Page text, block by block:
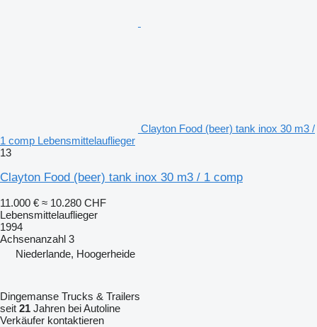
Clayton Food (beer) tank inox 30 m3 /
1 comp Lebensmittelauflieger
13
Clayton Food (beer) tank inox 30 m3 / 1 comp
11.000 € ≈ 10.280 CHF
Lebensmittelauflieger
1994
Achsenanzahl 3
Niederlande, Hoogerheide
Dingemanse Trucks & Trailers
seit 21 Jahren bei Autoline
Verkäufer kontaktieren